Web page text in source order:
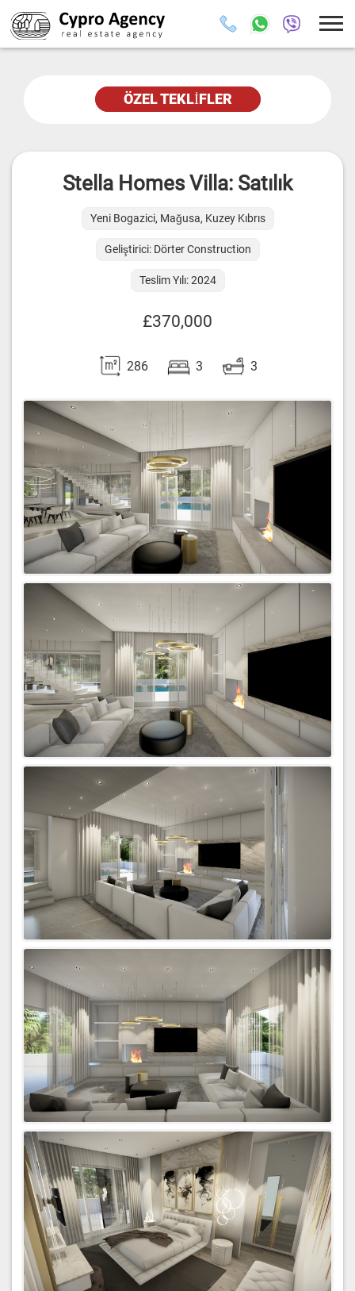
ÖZEL TEKLIFLER
Stella Homes Villa: Satılık
Yeni Bogazici, Mağusa, Kuzey Kıbrıs
Geliştirici: Dörter Construction
Teslim Yılı: 2024
£370,000
286 3 3